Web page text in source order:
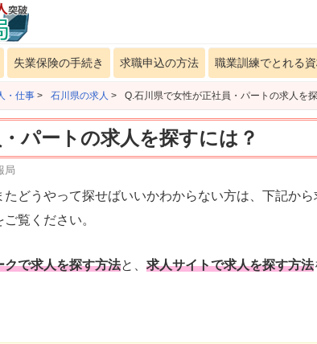
失業保険の手続き 求職申込の方法 職業訓練でとれる
・仕事 > 石川県の求人 > Q.石川県で女性が正社員・パートの求人を
パートの求人を探すには？
局
たどうやって探せばいいかわからない方は、下記か
覧ください。
クで求人を探す方法と、 求人サイトで求人を探す方法